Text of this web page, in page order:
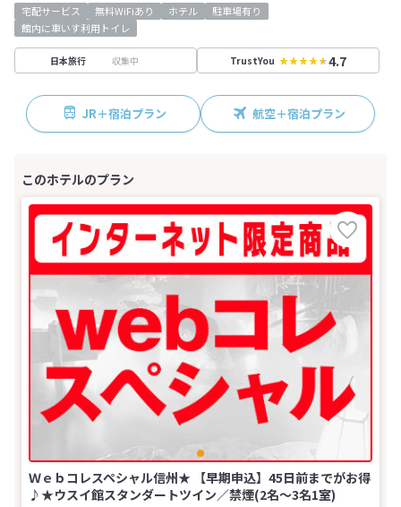
宅配サービス 無料WiFiあり ホテル
駐車場有り
館内に車いす利用トイレ
日本旅行 収集中 TrustYou 4.7
JR＋宿泊プラン 航空＋宿泊プラン
Ｗｅｂコレスペシャル信州★ 【早期申込】45日前までがお得
♪★ウスイ館スタンダートツイン／禁煙(2名～3名1室)